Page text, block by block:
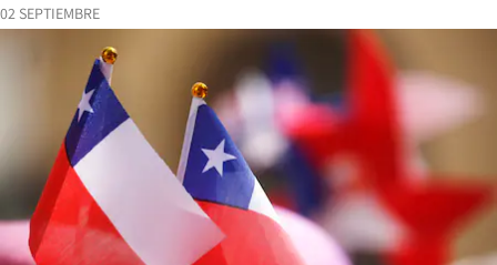
02 SEPTIEMBRE